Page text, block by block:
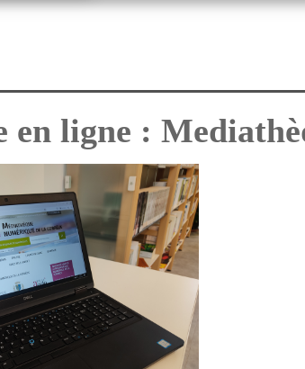
Vendredi 19 déc 2025